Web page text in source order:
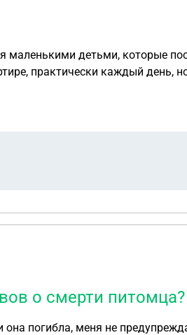
практически каждый день,
о смерти питомца?
погибла, меня не